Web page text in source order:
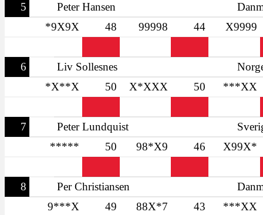
5 Peter Hansen
*9X9X
48 99998 44 X9999
6 Liv Sollesnes
*X**X
50 X*XXX 50 ***XX
7 Peter Lundquist
*****
50 98*X9 46 X99X*
8 Per Christiansen
9***X
49 88X*7 43 ***XX